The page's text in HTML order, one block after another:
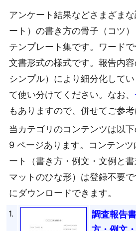
アンケート結果などさまざま
ート）の書き方の骨子（コツ
テンプレート集です。ワード
文書形式の様式です。報告内容
シンプル）により細分化して
て使い分けてください。なお、
もありますので、併せてご参考
当カテゴリのコンテンツは以
9 ページあります。コンテン
ート（書き方・例文・文例と
マットのひな形）は登録不要
にダウンロードできます。
1.
調査報告